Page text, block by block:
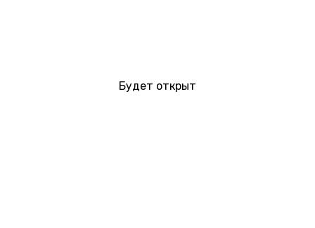
Будет открыт